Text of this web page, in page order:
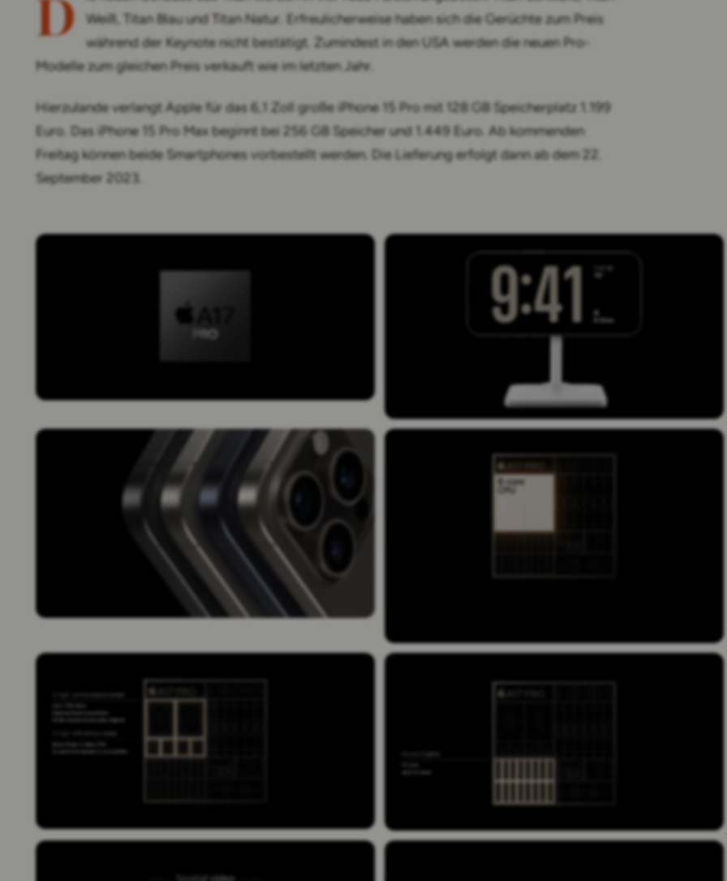
D
Weiß, Titan Blau und Titan Natur. Erfreulicherweise haben sich die Gerüchte zum Preis
während der Keynote nicht bestätigt. Zumindest in den USA werden die neuen Pro-
Modelle zum gleichen Preis verkauft wie im letzten Jahr.
Hierzulande verlangt Apple für das 6,1 Zoll große iPhone 15 Pro mit 128 GB Speicherplatz 1.199
Euro. Das iPhone 15 Pro Max beginnt bei 256 GB Speicher und 1.449 Euro. Ab kommenden
Freitag können beide Smartphones vorbestellt werden. Die Lieferung erfolgt dann ab dem 22.
September 2023.